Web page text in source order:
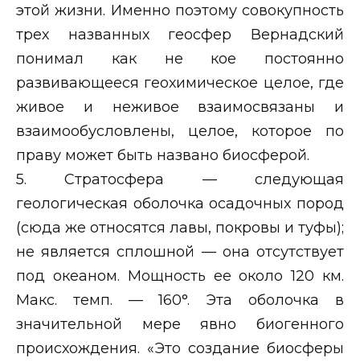
этой жизни. Именно поэтому совокупность
трех названных геосфер Вернадский
понимал как не кое постоянно
развивающееся геохимическое целое, где
живое и неживое взаимосвязаны и
взаимообусловлены, целое, которое по
праву может быть названо биосферой.
5. Стратосфера — следующая
геологическая оболочка осадочных пород
(сюда же относятся лавы, покровы и туфы);
не является сплошной — она отсутствует
под океаном. Мощность ее около 120 км.
Макс. темп. — 160°. Эта оболочка в
значительной мере явно биогенного
происхождения. «Это создание биосферы